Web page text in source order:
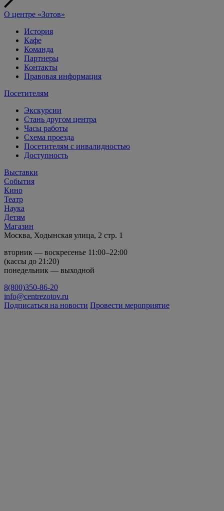
О центре «Зотов»
История
Кафе
Команда
Партнеры
Контакты
Правовая информация
Посетителям
Экскурсии
Стань другом центра
Часы работы
Схема проезда
Посетителям с инвалидностью
Доступность
Выставки
События
Кино
Театр
Наука
Детям
Магазин
Москва, Ходынская улица, 2 стр. 1
вторник — воскресенье 11:00–22:00
(кассы до 21:20)
понедельник — выходной
8(800)350-86-20
info@centrezotov.ru
Подписаться на новости Провести мероприятие